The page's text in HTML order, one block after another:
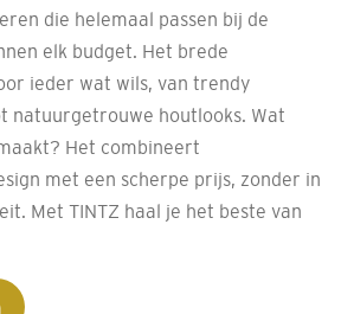
die helemaal passen bij de
elk budget. Het brede
ieder wat wils, van trendy
natuurgetrouwe houtlooks. Wat
Het combineert
met een scherpe prijs, zonder in
Met TINTZ haal je het beste van